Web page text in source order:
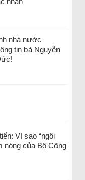
nhà nước
tin bà Nguyễn
Vì sao “ngôi
nóng của Bộ Công